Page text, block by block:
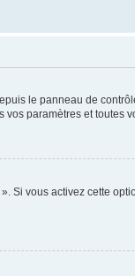
le panneau de
paramètres et toutes
Si vous activez cette